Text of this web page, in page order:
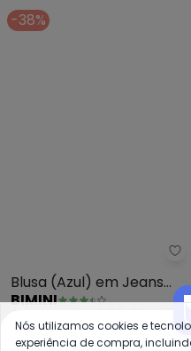
-38%
Blusa (Azul) em Jeans
BIMINI
A partir deR$ 73,39R$
ou2xdeR$ 36,69semjuros
Nós utilizamos cookies e
experiência de compra,